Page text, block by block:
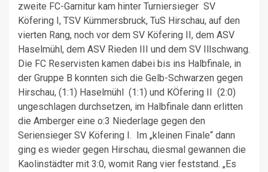
zweite FC-Garnitur kam hinter Turniersieger SV
Köfering I, TSV Kümmersbruck, TuS Hirschau, auf den
vierten Rang, noch vor dem SV Köfering II, dem ASV
Haselmühl, dem ASV Rieden III und dem SV Illschwang.
Die FC Reservisten kamen dabei bis ins Halbfinale, in
der Gruppe B konnten sich die Gelb-Schwarzen gegen
Hirschau, (1:1) Haselmühl (1:1) und KÖfering II (2:0)
ungeschlagen durchsetzen, im Halbfinale dann erlitten
die Amberger eine o:3 Niederlage gegen den
Seriensieger SV Köfering I. Im „kleinen Finale“ dann
ging es wieder gegen Hirschau, diesmal gewannen die
Kaolinstädter mit 3:0, womit Rang vier feststand. „Es